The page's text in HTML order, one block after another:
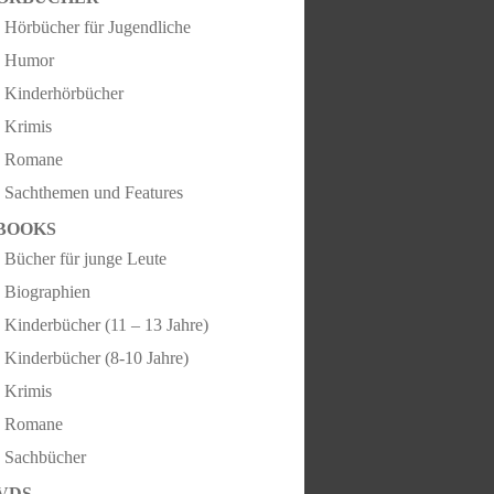
Hörbücher für Jugendliche
Humor
Kinderhörbücher
Krimis
Romane
Sachthemen und Features
Bücher für junge Leute
Biographien
Kinderbücher (11 – 13 Jahre)
Kinderbücher (8-10 Jahre)
Krimis
Romane
Sachbücher